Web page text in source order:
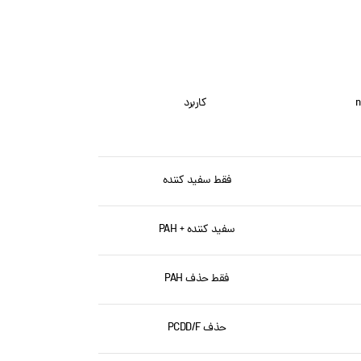
کاربرد
فقط سفید کننده
سفید کننده + PAH
فقط حذف PAH
حذف PCDD/F